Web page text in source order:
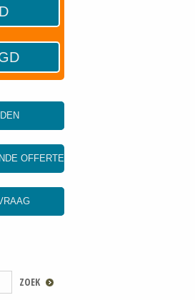
OFFERTE